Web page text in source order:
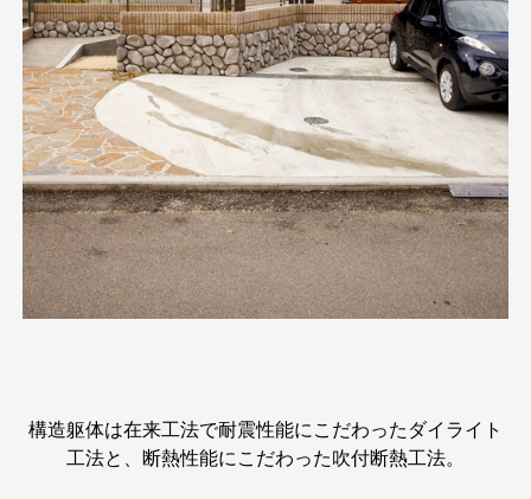
構造躯体は在来工法で耐震性能にこだわったダイライト
工法と、断熱性能にこだわった吹付断熱工法。